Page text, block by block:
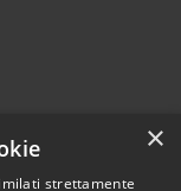
×
strettamente